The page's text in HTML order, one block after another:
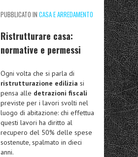
PUBBLICATO IN CASA E ARREDAMENTO
Ristrutturare casa:
normative e permessi
Ogni volta che si parla di
ristrutturazione edilizia si
pensa alle detrazioni fiscali
previste per i lavori svolti nel
luogo di abitazione: chi effettua
questi lavori ha diritto al
recupero del 50% delle spese
sostenute, spalmato in dieci
anni.